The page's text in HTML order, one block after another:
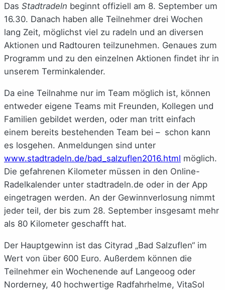
Das Stadtradeln beginnt offiziell am 8. September um
16.30. Danach haben alle Teilnehmer drei Wochen
lang Zeit, möglichst viel zu radeln und an diversen
Aktionen und Radtouren teilzunehmen. Genaues zum
Programm und zu den einzelnen Aktionen findet ihr in
unserem Terminkalender.
Da eine Teilnahme nur im Team möglich ist, können
entweder eigene Teams mit Freunden, Kollegen und
Familien gebildet werden, oder man tritt einfach
einem bereits bestehenden Team bei – schon kann
es losgehen. Anmeldungen sind unter
www.stadtradeln.de/bad_salzuflen2016.html möglich.
Die gefahrenen Kilometer müssen in den Online-
Radelkalender unter stadtradeln.de oder in der App
eingetragen werden. An der Gewinnverlosung nimmt
jeder teil, der bis zum 28. September insgesamt mehr
als 80 Kilometer geschafft hat.
Der Hauptgewinn ist das Cityrad „Bad Salzuflen“ im
Wert von über 600 Euro. Außerdem können die
Teilnehmer ein Wochenende auf Langeoog oder
Norderney, 40 hochwertige Radfahrhelme, VitaSol